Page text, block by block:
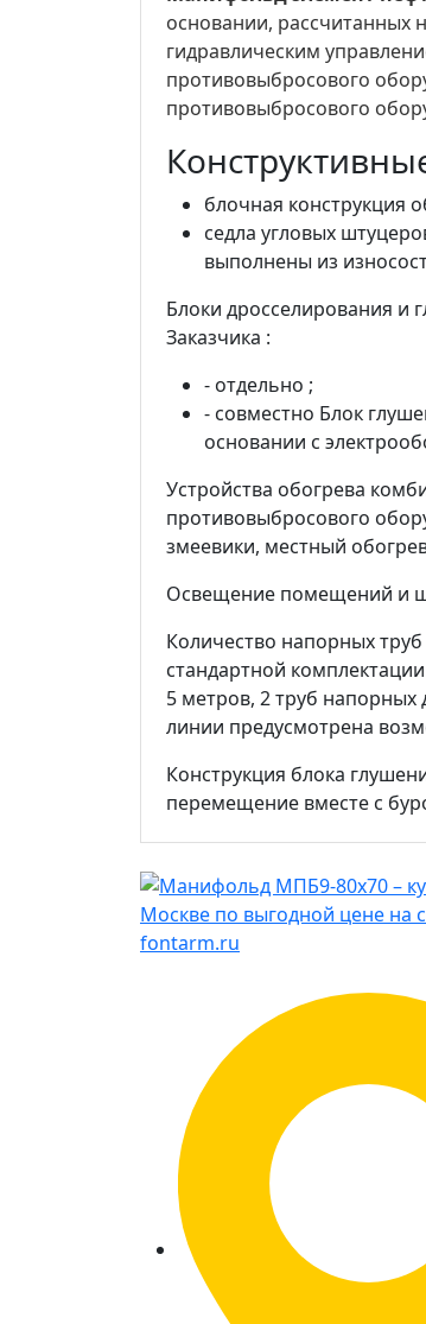
основании, рассчитанных
гидравлическим
противовыбросового
противовыбросового
блочная конструкция
седла угловых
выполнены из
Блоки дросселирования и
Заказчика :
- отдельно ;
- совместно Блок
основании с
Устройства обогрева
противовыбросового
змеевики, местный
Освещение помещений и
Количество напорных
стандартной
5 метров, 2 труб напорных
линии предусмотрена
Конструкция блока
перемещение вместе с